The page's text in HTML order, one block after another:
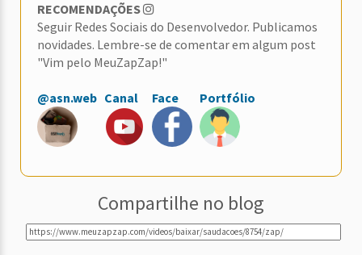
RECOMENDAÇÕES
Seguir Redes Sociais do Desenvolvedor. Publicamos
novidades. Lembre-se de comentar em algum post
"Vim pelo MeuZapZap!"
@asn.web Canal Face Portfólio
Compartilhe no blog